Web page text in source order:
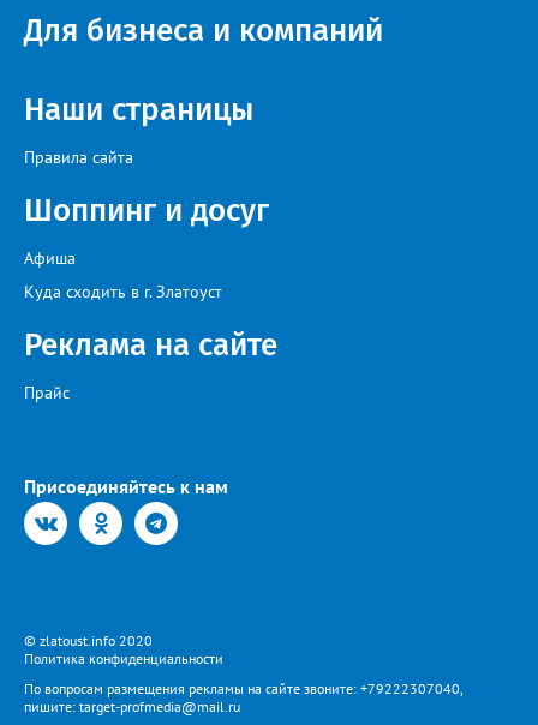
идейный вдохновитель, организатор фестиваля, эстрадный
певец, победитель главного патриотического конкурса страны
искусства «Золотая лира», участник телевизионных проектов
на Первом канале, обладатель звания «Голос страны» Алексей
Для бизнеса и компаний
Наши страницы
Правила сайта
Шоппинг и досуг
Афиша
Куда сходить в г. Златоуст
Реклама на сайте
Прайс
Присоединяйтесь к нам
© zlatoust.info 2020
Политика конфиденциальности
По вопросам размещения рекламы на сайте звоните: +79222307040,
пишите: target-profmedia@mail.ru